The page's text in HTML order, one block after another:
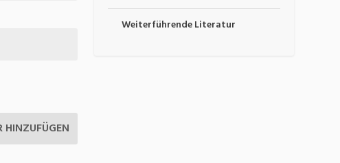
Weiterführende Literatur